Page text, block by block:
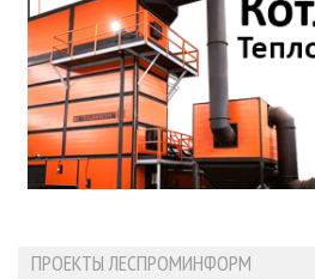
ПРОЕКТЫ ЛЕСПРОМИНФОРМ